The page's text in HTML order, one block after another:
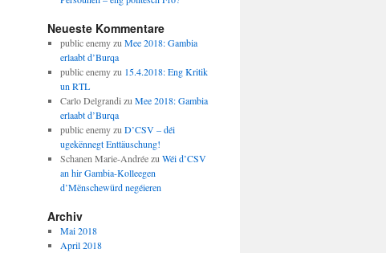
Neueste Kommentare
public enemyzu Mee 2018: Gambia
erlaabt d’Burqa
public enemyzu 15.4.2018: Eng Kritik
un RTL
Carlo Delgrandi zu Mee 2018: Gambia
erlaabt d’Burqa
public enemyzu D’CSV – déi
ugekënnegt Enttäuschung!
Schanen Marie-Andréezu Wéi d’CSV
an hir Gambia-Kolleegen
d’Mënschewürd negéieren
Archiv
Mai 2018
April 2018